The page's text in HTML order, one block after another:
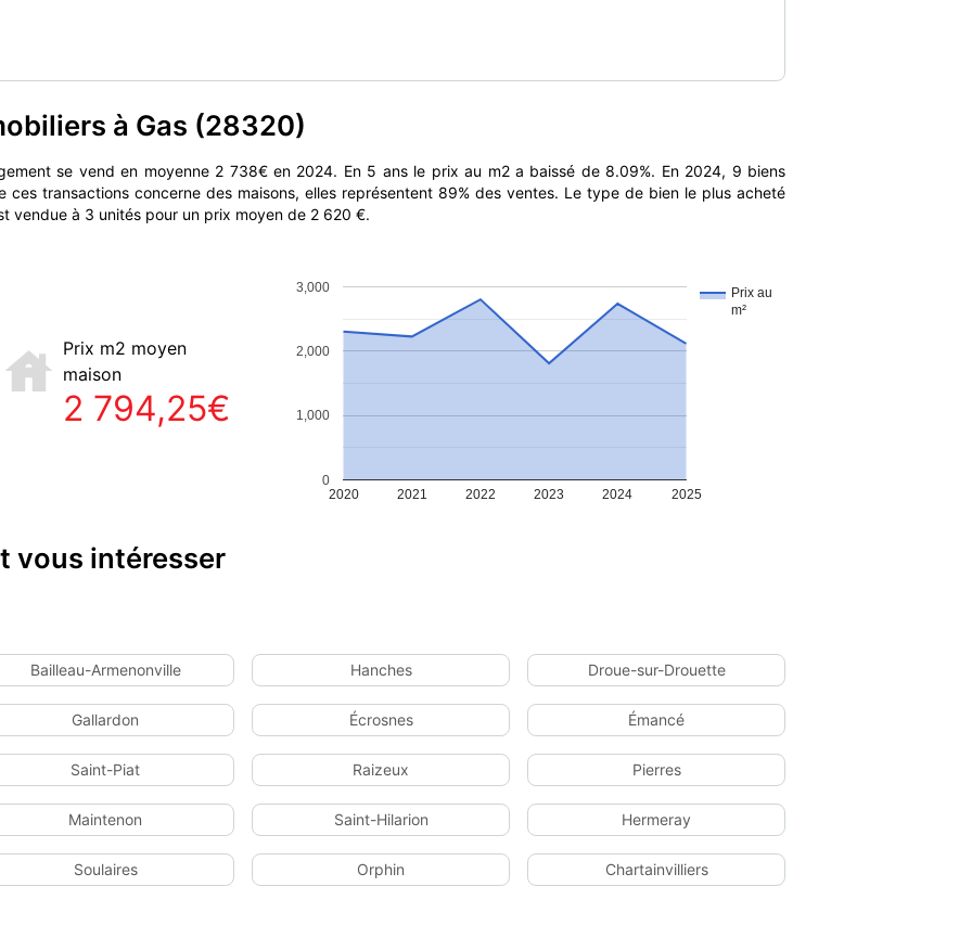
à Gas (28320)
se vend en moyenne 2 738€ en 2024. En 5 ans le prix au m2 a baissé de 8.09%. En 2024, 9 biens
ces transactions concerne des maisons, elles représentent 89% des ventes. Le type de bien le plus acheté
vendue à 3 unités pour un prix moyen de 2 620 €.
Prix m2 moyen
maison
2 794,25€
Prix au
m²
2020 2021 2022 2023 2024 2025
0
1,000
2,000
3,000
vous intéresser
Bailleau-Armenonville Hanches Droue-sur-Drouette
Gallardon Écrosnes Émancé
Saint-Piat Raizeux Pierres
Maintenon Saint-Hilarion Hermeray
Soulaires Orphin Chartainvilliers